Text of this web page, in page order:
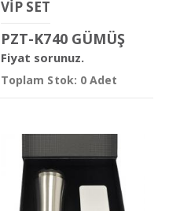
VİP SET
PZT-K740 GÜMÜŞ
Fiyat sorunuz.
Toplam Stok: 0 Adet